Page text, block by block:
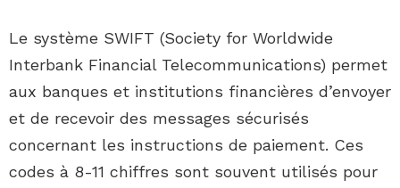
Le système SWIFT (Society for Worldwide
Interbank Financial Telecommunications) permet
aux banques et institutions financières d’envoyer
et de recevoir des messages sécurisés
concernant les instructions de paiement. Ces
codes à 8-11 chiffres sont souvent utilisés pour